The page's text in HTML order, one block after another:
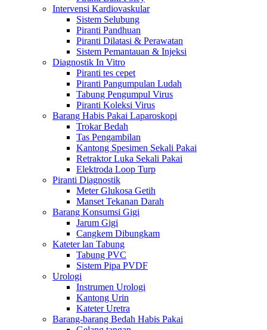
Intervensi Kardiovaskular
Sistem Selubung
Piranti Pandhuan
Piranti Dilatasi & Perawatan
Sistem Pemantauan & Injeksi
Diagnostik In Vitro
Piranti tes cepet
Piranti Pangumpulan Ludah
Tabung Pengumpul Virus
Piranti Koleksi Virus
Barang Habis Pakai Laparoskopi
Trokar Bedah
Tas Pengambilan
Kantong Spesimen Sekali Pakai
Retraktor Luka Sekali Pakai
Elektroda Loop Turp
Piranti Diagnostik
Meter Glukosa Getih
Manset Tekanan Darah
Barang Konsumsi Gigi
Jarum Gigi
Cangkem Dibungkam
Kateter lan Tabung
Tabung PVC
Sistem Pipa PVDF
Urologi
Instrumen Urologi
Kantong Urin
Kateter Uretra
Barang-barang Bedah Habis Pakai